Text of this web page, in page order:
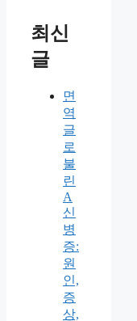
최신
글
면
역
글
로
불
린
A
신
병
증:
원
인,
증
상,